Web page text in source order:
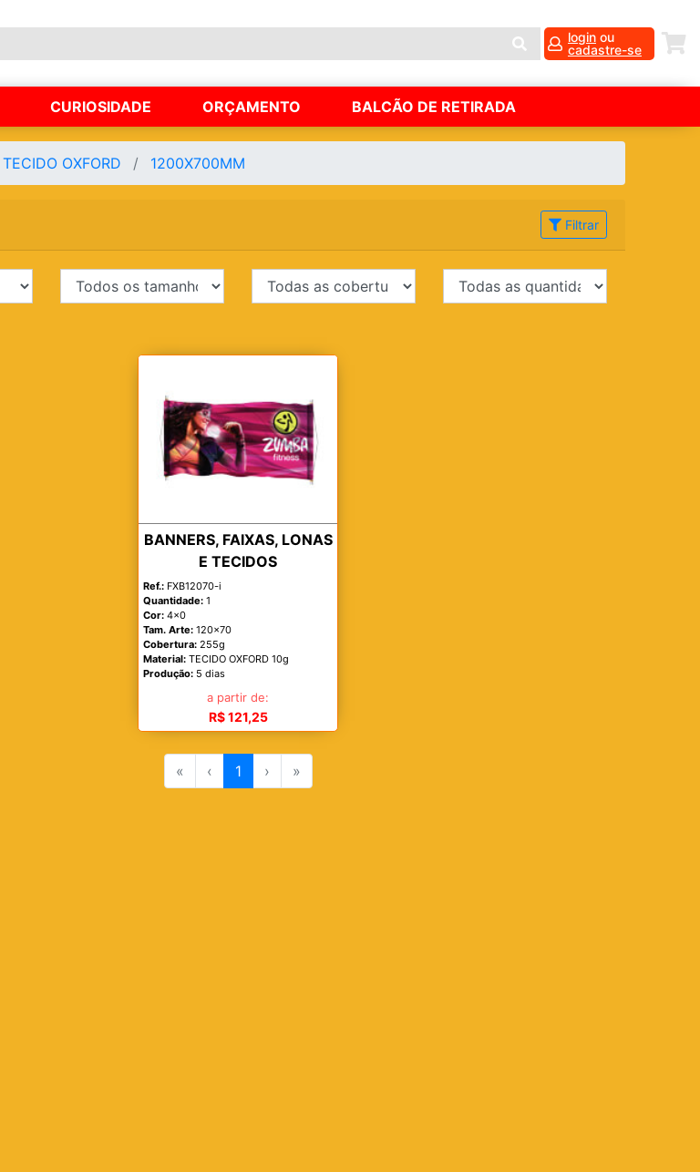
login ou
cadastre-se
CURIOSIDADE ORÇAMENTO BALCÃO DE RETIRADA
TECIDO OXFORD 1200X700MM
Filtrar
BANNERS, FAIXAS, LONAS
E TECIDOS
Ref.: FXB12070-i
Quantidade: 1
Cor: 4x0
Tam. Arte: 120x70
Cobertura: 255g
Material: TECIDO OXFORD 10g
Produção: 5 dias
a partir de:
R$ 121,25
« ‹ 1 › »